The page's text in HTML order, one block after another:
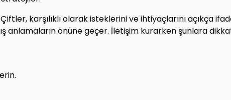
karşılıklı olarak isteklerini ve ihtiyaçlarını açıkça
anlamaların önüne geçer. İletişim kurarken şunlara